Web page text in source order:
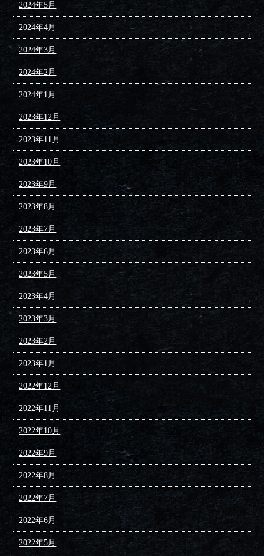
2024年5月
2024年4月
2024年3月
2024年2月
2024年1月
2023年12月
2023年11月
2023年10月
2023年9月
2023年8月
2023年7月
2023年6月
2023年5月
2023年4月
2023年3月
2023年2月
2023年1月
2022年12月
2022年11月
2022年10月
2022年9月
2022年8月
2022年7月
2022年6月
2022年5月